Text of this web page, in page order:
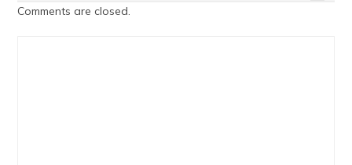
Comments are closed.